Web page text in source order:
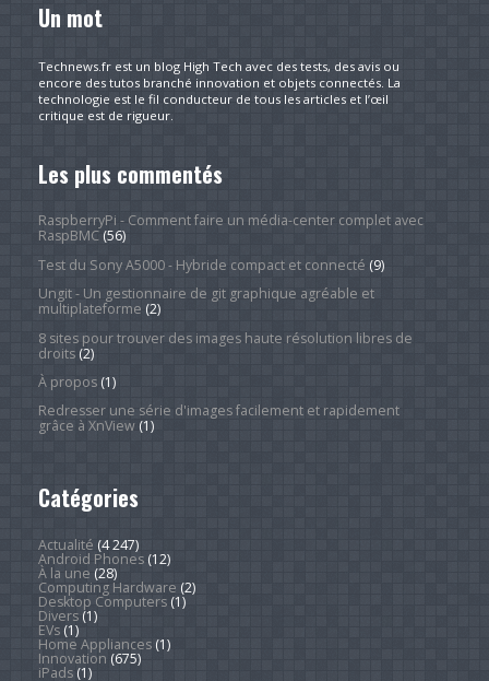
Un mot
Technews.fr est un blog High Tech avec des tests, des avis ou
encore des tutos branché innovation et objets connectés. La
technologie est le fil conducteur de tous les articles et l’œil
critique est de rigueur.
Les plus commentés
RaspberryPi - Comment faire un média-center complet avec
RaspBMC(56)
Test du Sony A5000 - Hybride compact et connecté (9)
Ungit - Un gestionnaire de git graphique agréable et
multiplateforme (2)
8 sites pour trouver des images haute résolution libres de
droits(2)
À propos(1)
Redresser une série d'images facilement et rapidement
grâce à XnView(1)
Catégories
Actualité (4 247)
Android Phones(12)
À la une (28)
Computing Hardware (2)
Desktop Computers(1)
Divers(1)
EVs(1)
Home Appliances(1)
Innovation (675)
iPads(1)